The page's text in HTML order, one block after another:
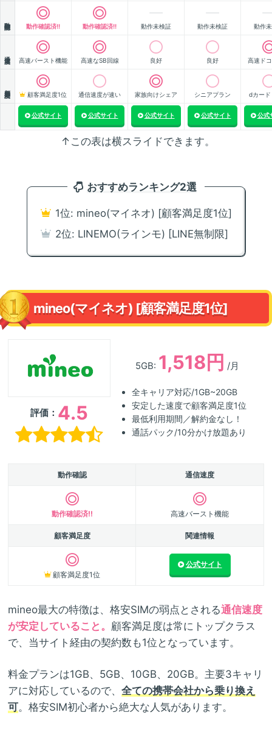
動作確認済!! 動作確認済!! 動作未検証 動作未検証 動作
高速バースト機能 高速なSB回線 良好 良好 高速ド
顧客満足度1位 通信速度が速い 家族向けシェア シニアプラン dカード
公式サイト 公式サイト 公式サイト 公式サイト 公式
↑この表は横スライドできます。
おすすめランキング2選
1位: mineo(マイネオ) [顧客満足度1位]
2位: LINEMO(ラインモ) [LINE無制限]
mineo(マイネオ) [顧客満足度1位]
評価： 4.5
5GB: 1,518円 /月
全キャリア対応/1GB~20GB
安定した速度で顧客満足度1位
最低利用期間／解約金なし！
通話パック/10分かけ放題あり
動作確認 通信速度
動作確認済!! 高速バースト機能
顧客満足度 関連情報
顧客満足度1位
公式サイト
mineo最大の特徴は、格安SIMの弱点とされる通信速度
が安定していること。 顧客満足度は常にトップクラス
で、当サイト経由の契約数も1位となっています。
料金プランは1GB、5GB、10GB、20GB。主要3キャリ
アに対応しているので、 全ての携帯会社から乗り換え
可。格安SIM初心者から絶大な人気があります。